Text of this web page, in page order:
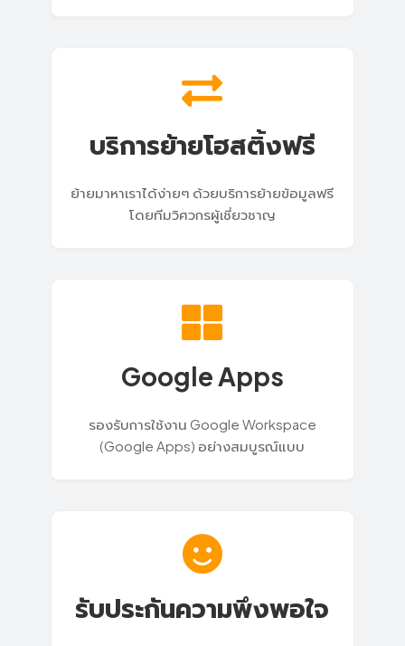
บริการย้ายโฮสติ้งฟรี
ย้ายมาหาเราได้ง่ายๆ ด้วยบริการย้ายข้อมูลฟรี
โดยทีมวิศวกรผู้เชี่ยวชาญ
Google Apps
รองรับการใช้งาน Google Workspace
(Google Apps) อย่างสมบูรณ์แบบ
รับประกันความพึงพอใจ